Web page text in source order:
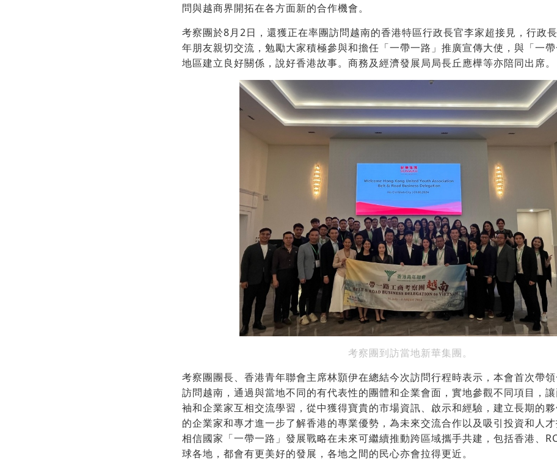
問與越商界開拓在各方面新的合作機會。
考察團於8月2日，還獲正在率團訪問越南的香港特區行政長官李家超接見，行政
年朋友親切交流，勉勵大家積極參與和擔任「一帶一路」推廣宣傳大使，與「一
地區建立良好關係，說好香港故事。商務及經濟發展局局長丘應樺等亦陪同出席。
考察團到訪當地新華集團。
考察團團長、香港青年聯會主席林顥伊在總結今次訪問行程時表示，本會首次帶
訪問越南，通過與當地不同的有代表性的團體和企業會面，實地參觀不同項目，
袖和企業家互相交流學習，從中獲得寶貴的市場資訊、啟示和經驗，建立長期的
的企業家和專才進一步了解香港的專業優勢，為未來交流合作以及吸引投資和人
相信國家「一帶一路」發展戰略在未來可繼續推動跨區域攜手共建，包括香港、
球各地，都會有更美好的發展，各地之間的民心亦會拉得更近。